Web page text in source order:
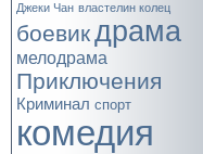
Джеки Чан властелин колец
боевикдрама
мелодрама
Приключения
Криминал спорт
комедия